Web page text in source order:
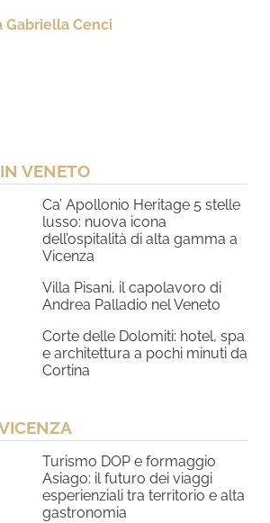
Gabriella Cenci
VENETO
Ca’ Apollonio Heritage 5 stelle
lusso: nuova icona
dell’ospitalità di alta gamma a
Vicenza
Villa Pisani, il capolavoro di
Andrea Palladio nel Veneto
Corte delle Dolomiti: hotel, spa
e architettura a pochi minuti da
Cortina
Turismo DOP e formaggio
Asiago: il futuro dei viaggi
esperienziali tra territorio e alta
gastronomia